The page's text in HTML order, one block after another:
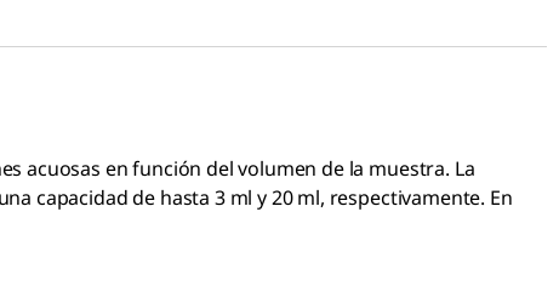
acuosas en función del volumen de la muestra. La
capacidad de hasta 3 ml y 20 ml, respectivamente. En